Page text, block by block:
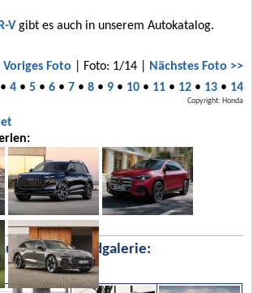
V gibt es auch in unserem Autokatalog.
Voriges Foto | Foto: 1/14 | Nächstes Foto >>
4• 5• 6• 7• 8• 9• 10• 11• 12• 13• 14
Copyright: Honda
unserer Bildgalerie: